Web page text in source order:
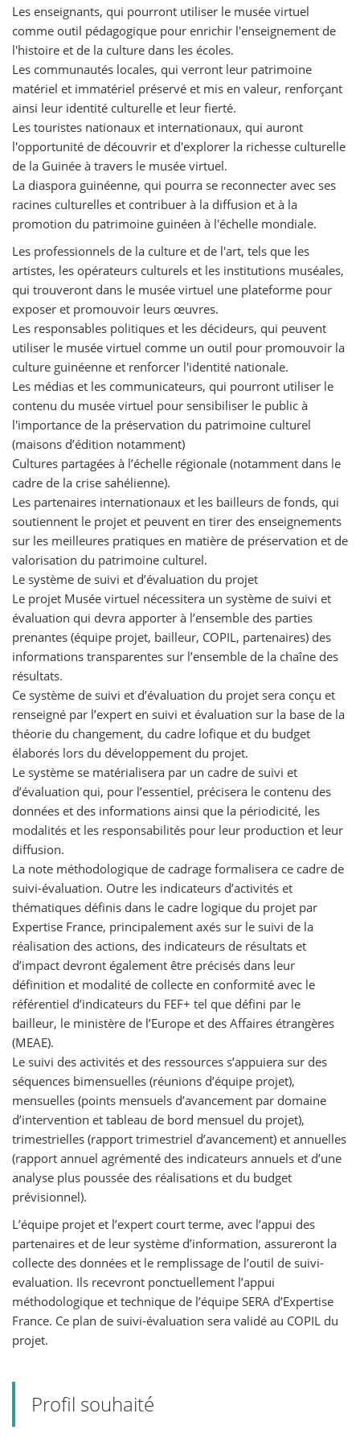
Les enseignants, qui pourront utiliser le musée virtuel
comme outil pédagogique pour enrichir l'enseignement de
l'histoire et de la culture dans les écoles.
Les communautés locales, qui verront leur patrimoine
matériel et immatériel préservé et mis en valeur, renforçant
ainsi leur identité culturelle et leur fierté.
Les touristes nationaux et internationaux, qui auront
l'opportunité de découvrir et d'explorer la richesse culturelle
de la Guinée à travers le musée virtuel.
La diaspora guinéenne, qui pourra se reconnecter avec ses
racines culturelles et contribuer à la diffusion et à la
promotion du patrimoine guinéen à l'échelle mondiale.
Les professionnels de la culture et de l'art, tels que les
artistes, les opérateurs culturels et les institutions muséales,
qui trouveront dans le musée virtuel une plateforme pour
exposer et promouvoir leurs œuvres.
Les responsables politiques et les décideurs, qui peuvent
utiliser le musée virtuel comme un outil pour promouvoir la
culture guinéenne et renforcer l'identité nationale.
Les médias et les communicateurs, qui pourront utiliser le
contenu du musée virtuel pour sensibiliser le public à
l'importance de la préservation du patrimoine culturel
(maisons d’édition notamment)
Cultures partagées à l’échelle régionale (notamment dans le
cadre de la crise sahélienne).
Les partenaires internationaux et les bailleurs de fonds, qui
soutiennent le projet et peuvent en tirer des enseignements
sur les meilleures pratiques en matière de préservation et de
valorisation du patrimoine culturel.
Le système de suivi et d’évaluation du projet
Le projet Musée virtuel nécessitera un système de suivi et
évaluation qui devra apporter à l’ensemble des parties
prenantes (équipe projet, bailleur, COPIL, partenaires) des
informations transparentes sur l’ensemble de la chaîne des
résultats.
Ce système de suivi et d’évaluation du projet sera conçu et
renseigné par l’expert en suivi et évaluation sur la base de la
théorie du changement, du cadre lofique et du budget
élaborés lors du développement du projet.
Le système se matérialisera par un cadre de suivi et
d’évaluation qui, pour l’essentiel, précisera le contenu des
données et des informations ainsi que la périodicité, les
modalités et les responsabilités pour leur production et leur
diffusion.
La note méthodologique de cadrage formalisera ce cadre de
suivi-évaluation. Outre les indicateurs d’activités et
thématiques définis dans le cadre logique du projet par
Expertise France, principalement axés sur le suivi de la
réalisation des actions, des indicateurs de résultats et
d’impact devront également être précisés dans leur
définition et modalité de collecte en conformité avec le
référentiel d’indicateurs du FEF+ tel que défini par le
bailleur, le ministère de l’Europe et des Affaires étrangères
(MEAE).
Le suivi des activités et des ressources s’appuiera sur des
séquences bimensuelles (réunions d’équipe projet),
mensuelles (points mensuels d’avancement par domaine
d’intervention et tableau de bord mensuel du projet),
trimestrielles (rapport trimestriel d’avancement) et annuelles
(rapport annuel agrémenté des indicateurs annuels et d’une
analyse plus poussée des réalisations et du budget
prévisionnel).
L’équipe projet et l’expert court terme, avec l’appui des
partenaires et de leur système d’information, assureront la
collecte des données et le remplissage de l’outil de suivi-
evaluation. Ils recevront ponctuellement l’appui
méthodologique et technique de l’équipe SERA d’Expertise
France. Ce plan de suivi-évaluation sera validé au COPIL du
projet.
Profil souhaité